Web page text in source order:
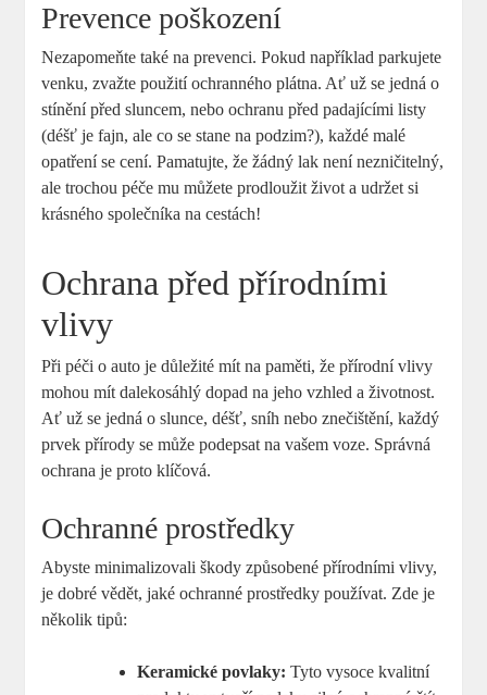
Prevence ‌poškození
Nezapomeňte také na prevenci. Pokud například ‍parkujete
venku, zvažte použití ochranného plátna. Ať už se jedná o
stínění před sluncem, ‌nebo ochranu před padajícími listy
(déšť je fajn, ale co se stane na podzim?), každé malé
opatření se cení. Pamatujte, že žádný lak není nezničitelný,
ale⁢ trochou péče mu můžete prodloužit život a udržet si
krásného ​společníka na cestách!
Ochrana před přírodními
vlivy
Při péči ⁣o auto je důležité mít ‍na paměti, že přírodní vlivy
mohou mít dalekosáhlý dopad na jeho vzhled ​a životnost.
Ať už se jedná o slunce, déšť, sníh nebo znečištění, každý
prvek přírody se může podepsat na vašem voze. Správná ​
ochrana je proto klíčová.
Ochranné ⁢prostředky
Abyste minimalizovali škody‌ způsobené přírodními vlivy,
je dobré vědět, jaké ochranné prostředky používat. Zde je
několik ​tipů:
Keramické povlaky: Tyto vysoce ⁤kvalitní